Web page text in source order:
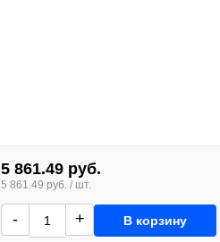
5 861.49 руб.
5 861.49 руб. / шт.
- + В корзину